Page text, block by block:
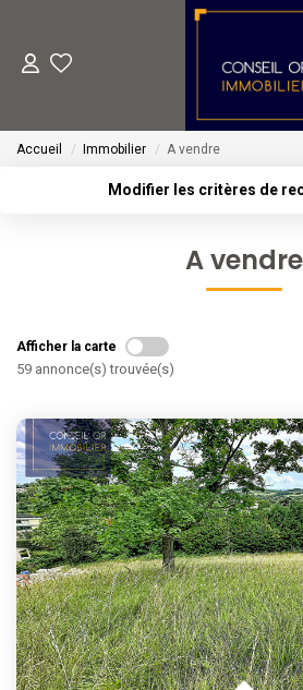
Gestion
Financement
ESTIMATION
NOTRE
L'agence
L'équipe
Nous Rejoindre
Accueil Immobilier A vendre
Modifier les critères de
A vendre
Afficher la carte
59 annonce(s) trouvée(s)